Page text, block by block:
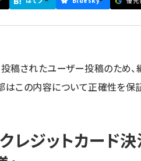
稿されたユーザー投稿のため
はこの内容について正確性を保
レジットカード